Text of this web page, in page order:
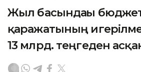
Жыл басындағы
қаражатының
13 млрд. теңгеден